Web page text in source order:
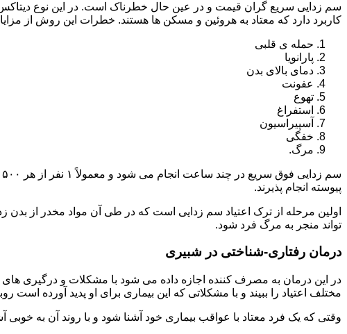
سم زدایی سریع گران قیمت و در عین حال خطرناک است. در این نوع
کاربرد دارد که معتاد به هروئین و مسکن ها هستند. خطرات این روش از
حمله ی قلبی
پارانویا
دمای بالای بدن
عفونت
تهوع
استفراغ
آسپیراسیون
خفگی
مرگ.
پیوسته انجام پذیرند.
اولین مرحله از ترک اعتیاد سم زدایی است که در طی آن مواد مخدر از
تواند منجر به مرگ فرد شود.
درمان رفتاری-شناختی در شبیری
مختلف اعتیاد را ببیند و با مشکلاتی که این بیماری برای او پدید آورده است
وقتی که یک فرد معتاد با عواقب بیماری خود آشنا شود و با روند آن به خوبی